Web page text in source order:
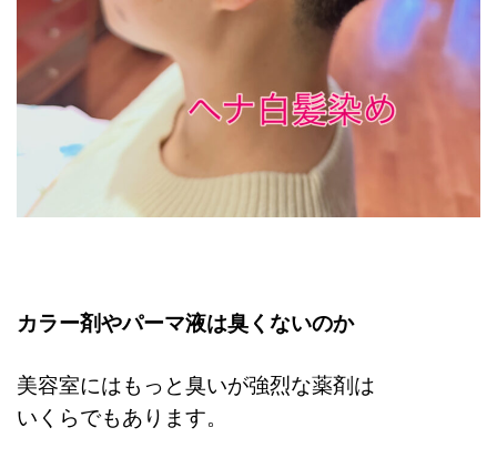
カラー剤やパーマ液は臭くないのか
美容室にはもっと臭いが強烈な薬剤は
いくらでもあります。